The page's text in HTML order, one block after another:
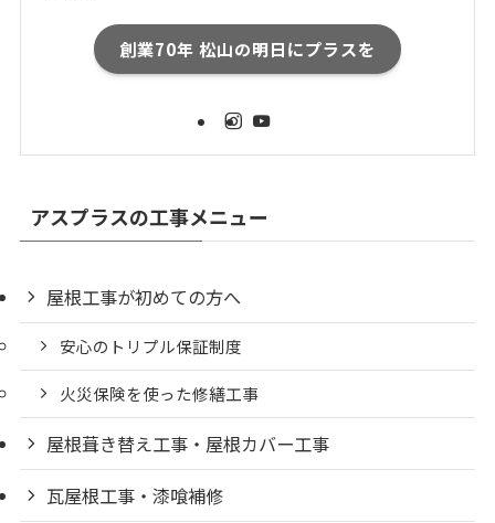
創業70年 松山の明日にプラスを
アスプラスの工事メニュー
屋根工事が初めての方へ
安心のトリプル保証制度
火災保険を使った修繕工事
屋根葺き替え工事・屋根カバー工事
瓦屋根工事・漆喰補修